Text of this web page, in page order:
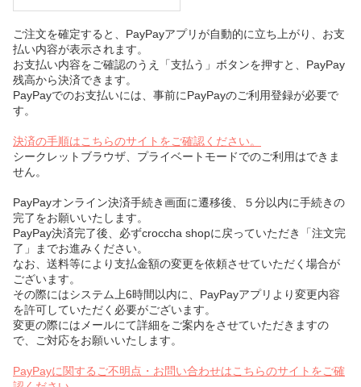
ご注文を確定すると、PayPayアプリが自動的に立ち上がり、お支
払い内容が表示されます。
お支払い内容をご確認のうえ「支払う」ボタンを押すと、PayPay
残高から決済できます。
PayPayでのお支払いには、事前にPayPayのご利用登録が必要で
す。
決済の手順はこちらのサイトをご確認ください。
シークレットブラウザ、プライベートモードでのご利用はできま
せん。
PayPayオンライン決済手続き画面に遷移後、５分以内に手続きの
完了をお願いいたします。
PayPay決済完了後、必ずcroccha shopに戻っていただき「注文完
了」までお進みください。
なお、送料等により支払金額の変更を依頼させていただく場合が
ございます。
その際にはシステム上6時間以内に、PayPayアプリより変更内容
を許可していただく必要がございます。
変更の際にはメールにて詳細をご案内をさせていただきますの
で、ご対応をお願いいたします。
PayPayに関するご不明点・お問い合わせはこちらのサイトをご確